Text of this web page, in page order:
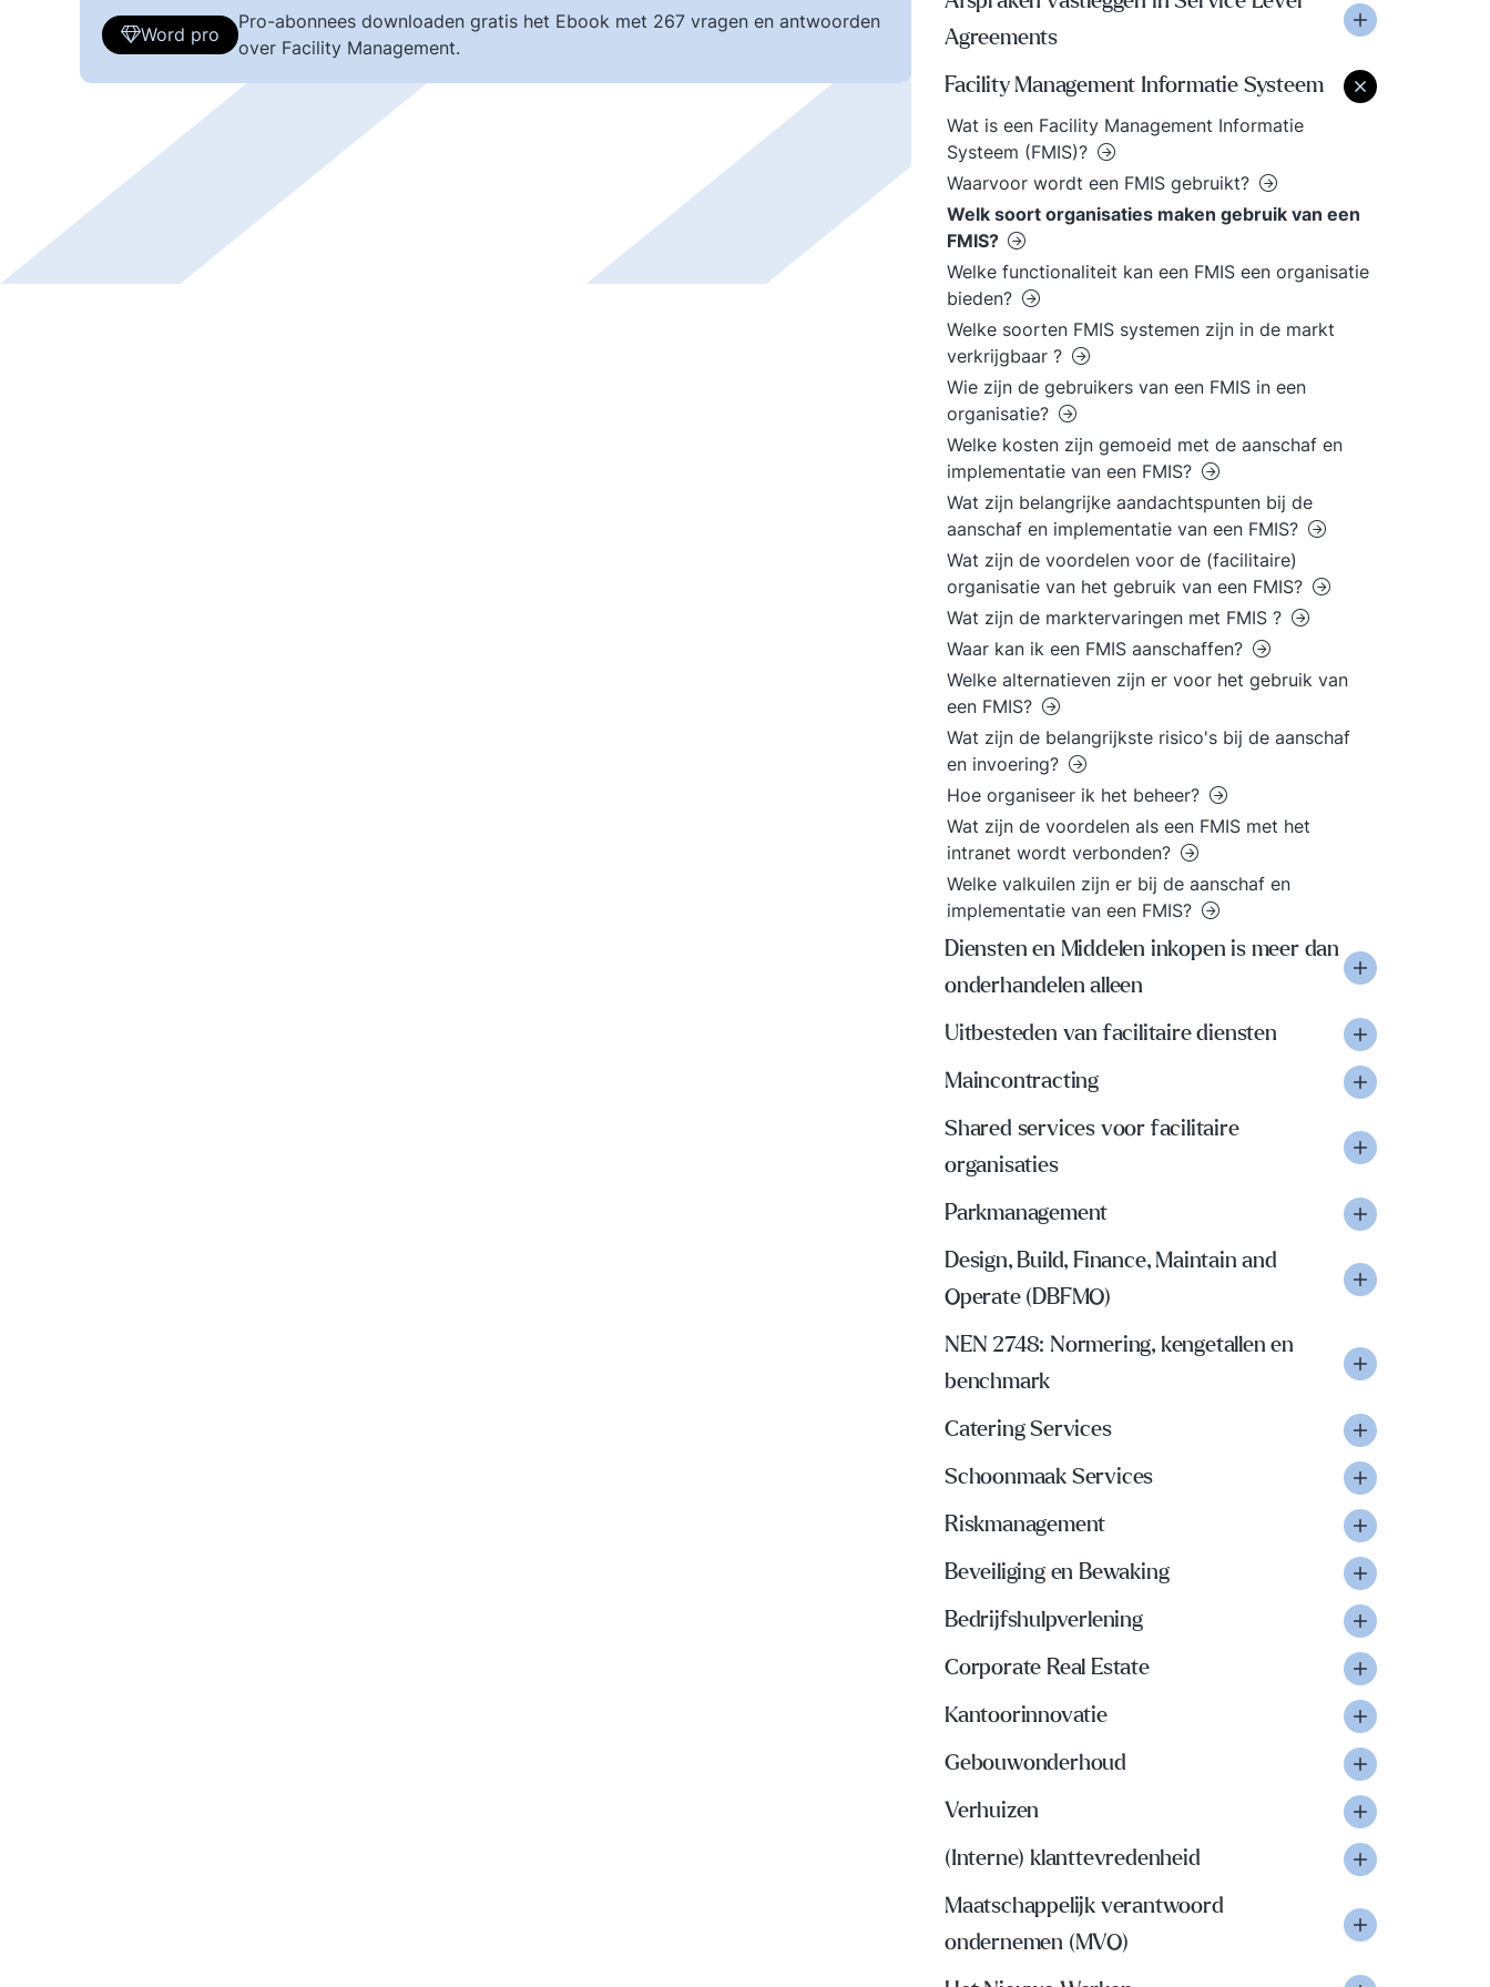
Word pro
Pro-abonnees downloaden gratis het Ebook met 267 vragen en antwoorden
over Facility Management.
Agreements
Facility Management Informatie Systeem
Wat is een Facility Management Informatie
Systeem (FMIS)?
Waarvoor wordt een FMIS gebruikt?
Welk soort organisaties maken gebruik van een
FMIS?
Welke functionaliteit kan een FMIS een organisatie
bieden?
Welke soorten FMIS systemen zijn in de markt
verkrijgbaar ?
Wie zijn de gebruikers van een FMIS in een
organisatie?
Welke kosten zijn gemoeid met de aanschaf en
implementatie van een FMIS?
Wat zijn belangrijke aandachtspunten bij de
aanschaf en implementatie van een FMIS?
Wat zijn de voordelen voor de (facilitaire)
organisatie van het gebruik van een FMIS?
Wat zijn de marktervaringen met FMIS ?
Waar kan ik een FMIS aanschaffen?
Welke alternatieven zijn er voor het gebruik van
een FMIS?
Wat zijn de belangrijkste risico's bij de aanschaf
en invoering?
Hoe organiseer ik het beheer?
Wat zijn de voordelen als een FMIS met het
intranet wordt verbonden?
Welke valkuilen zijn er bij de aanschaf en
implementatie van een FMIS?
Diensten en Middelen inkopen is meer dan
onderhandelen alleen
Uitbesteden van facilitaire diensten
Maincontracting
Shared services voor facilitaire
organisaties
Parkmanagement
Design, Build, Finance, Maintain and
Operate (DBFMO)
NEN 2748: Normering, kengetallen en
benchmark
Catering Services
Schoonmaak Services
Riskmanagement
Beveiliging en Bewaking
Bedrijfshulpverlening
Corporate Real Estate
Kantoorinnovatie
Gebouwonderhoud
Verhuizen
(Interne) klanttevredenheid
Maatschappelijk verantwoord
ondernemen (MVO)